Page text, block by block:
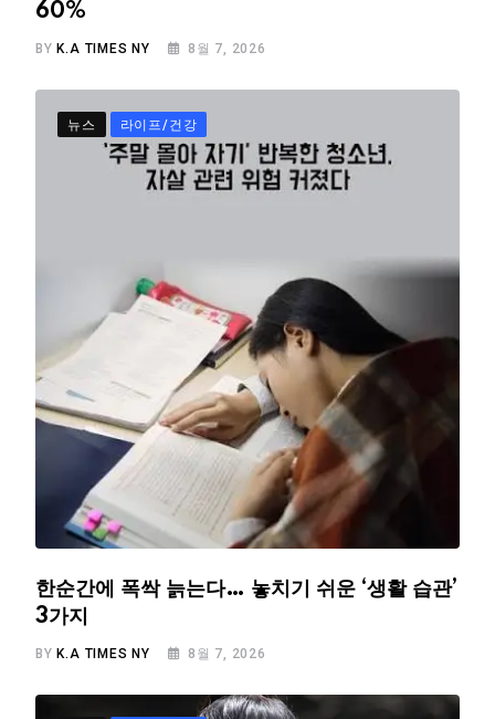
60%
BY K.A TIMES NY 8월 7, 2026
뉴스 라이프/건강
한순간에 폭싹 늙는다… 놓치기 쉬운 ‘생활 습관’
3가지
BY K.A TIMES NY 8월 7, 2026